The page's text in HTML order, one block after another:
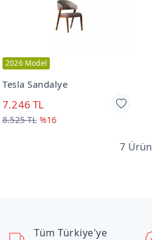
2026 Model
Tesla Sandalye
7.246 TL
8.525 TL %16
7 Ürün
Tüm Türkiye'ye